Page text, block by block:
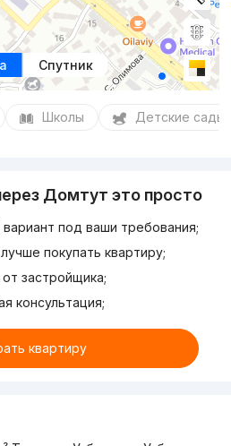
Спутник
Школы Детские сады
Домтут это просто
под ваши требования;
покупать квартиру;
застройщика;
консультация;
квартиру